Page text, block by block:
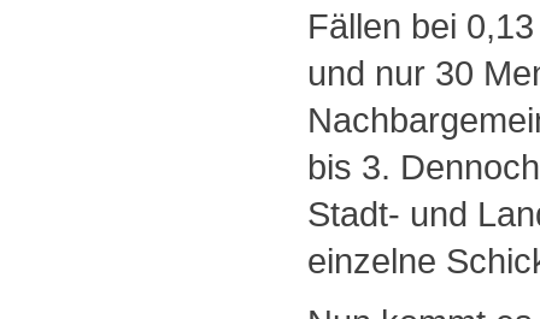
Fällen bei
und nur 30
bis 3.
Stadt- und
einzelne